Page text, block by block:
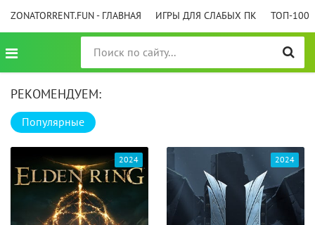
ZONATORRENT.FUN - ГЛАВНАЯ ИГРЫ ДЛЯ СЛАБЫХ ПК ТОП-100
РЕКОМЕНДУЕМ:
Популярные
2024 2024